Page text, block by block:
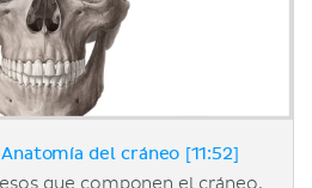
del cráneo [11:52]
que componen el cráneo.